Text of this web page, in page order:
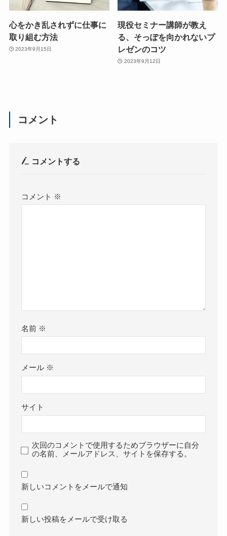
心をかき乱されずに仕事に
取り組む方法
2023年9月15日
現役セミナー講師が教え
る、そっぽを向かれないプ
レゼンのコツ
2023年9月12日
コメント
コメントする
コメント ※
名前 ※
メール ※
サイト
次回のコメントで使用するためブラウザーに自分
の名前、メールアドレス、サイトを保存する。
新しいコメントをメールで通知
新しい投稿をメールで受け取る